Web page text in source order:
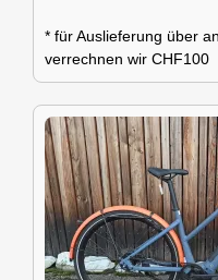
* für Auslieferung über
verrechnen wir CHF100